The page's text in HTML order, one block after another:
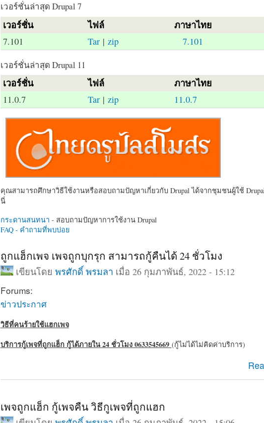
เวอร์ชั่นล่าสุด Drupal 7
เวอร์ชั่น ไฟล์ ภาษาไทย
7.101 Tar| zip 7.101
เวอร์ชั่นล่าสุด Drupal 11
เวอร์ชั่น ไฟล์ ภาษาไทย
11.0.7 Tar| zip 11.0.7
คุณสามารถศึกษาวิธีใช้งานหรือสอบถามปัญหาเกี่ยวกับ Drupal ได้จากชุมชนผู้ใช้
นี่
กระดานสนทนา - สอบถามปัญหาการใช้งาน Drupal
FAQ - คำถามที่พบบ่อย
ถูกแฮ็กเพจ เพจถูกบุกรุก สามารถกู้คืนได้ 24 ชั่วโมง
เขียนโดยพรศักดิ์ พรมลา เมื่อ 26 กุมภาพันธ์, 2022 - 15:12
Forums:
ข่าวประกาศ
วิธีที่คนร้ายใช้แฮกเพจ
บริการกู้เพจที่ถูกแฮ็ก กู้ได้ภายใน 24 ชั่วโมง 0633545669 (กู้ไม่ได้ไม่คิดค่าบริการ)
เพจถูกแฮ็ก กู้เพจคืน วิธีกูเพจที่ถูกแฮก